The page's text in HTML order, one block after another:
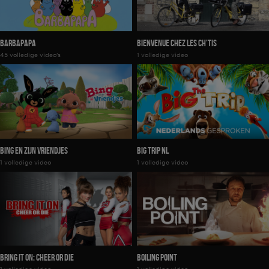
Barbapapa
45 volledige video's
Bienvenue Chez Les Ch'Tis
1 volledige video
Bing En Zijn Vriendjes
1 volledige video
Big Trip NL
1 volledige video
Bring It On: Cheer or Die Boiling Point